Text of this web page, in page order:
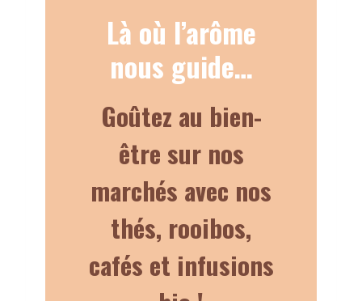
Là où l’arôme
nous guide…
Goûtez au bien-
être sur nos
marchés avec nos
thés, rooibos,
cafés et infusions